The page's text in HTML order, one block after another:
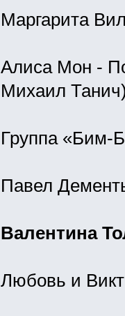
Маргарита
Алиса Мон -
Михаил
Группа «Бим-
Павел
Валентина
Любовь и